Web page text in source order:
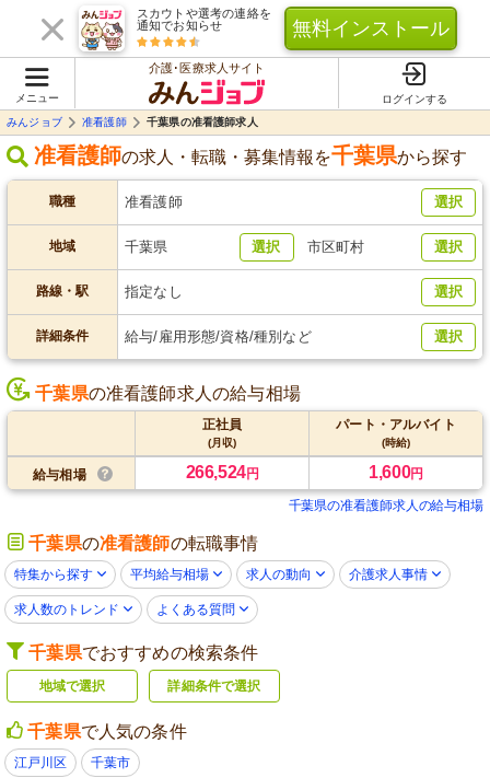
スカウトや選考の連絡を
通知でお知らせ
無料インストール
メニュー
介護･医療求人サイト
ログインする
みんジョブ
准看護師 千葉県の准看護師求人
准看護師の求人・転職・募集情報を千葉県から探す
職種 准看護師 選択
地域 千葉県 選択 市区町村 選択
路線・駅 指定なし 選択
詳細条件 給与/雇用形態/資格/種別など 選択
千葉県の准看護師求人の給与相場
正社員
(月収)
パート・アルバイト
(時給)
給与相場 266,524円 1,600円
千葉県の准看護師求人の給与相場
千葉県の准看護師の転職事情
特集から探す 平均給与相場 求人の動向 介護求人事情
求人数のトレンド よくある質問
千葉県でおすすめの検索条件
地域で選択 詳細条件で選択
千葉県で人気の条件
江戸川区 千葉市